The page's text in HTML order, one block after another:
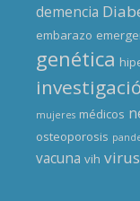
demencia
embarazo
genética
mujeres médicos
osteoporosis
vacuna vih virus